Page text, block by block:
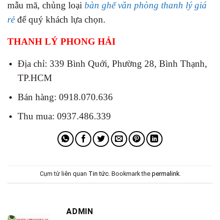
mẫu mã, chủng loại bàn ghế văn phòng thanh lý giá
rẻ để quý khách lựa chọn.
THANH LÝ PHONG HẢI
Địa chỉ: 339 Bình Quới, Phường 28, Bình Thạnh,
TP.HCM
Bán hàng: 0918.070.636
Thu mua: 0937.486.339
Cụm từ liên quan Tin tức. Bookmark the permalink.
ADMIN